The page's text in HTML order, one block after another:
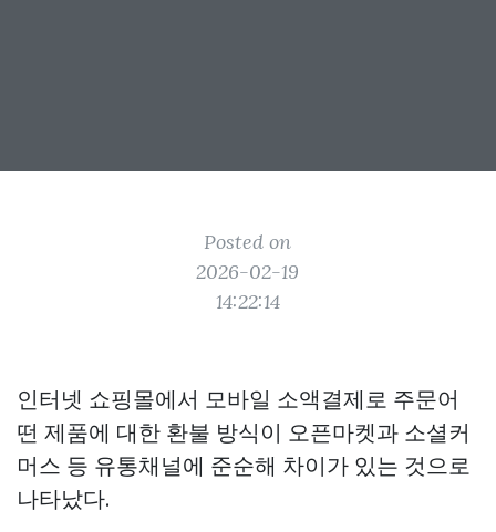
Posted on
2026-02-19
14:22:14
인터넷 쇼핑몰에서 모바일 소액결제로 주문어
떤 제품에 대한 환불 방식이 오픈마켓과 소셜커
머스 등 유통채널에 준순해 차이가 있는 것으로
나타났다.